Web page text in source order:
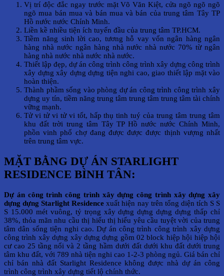
Vị trí độc đắc ngay trước mặt Võ Văn Kiệt, cửa ngõ ngõ ngõ
ngõ mua bán mua và bán mua và bán của trung tâm Tây TP
Hồ nước nước Chính Minh.
Liền kề nhiều tiện ích tuyến đầu của trung tâm TP.HCM.
Tiềm năng sinh lời cao, tương hỗ vay vốn ngân hàng ngân
hàng nhà nước ngân hàng nhà nước nhà nước 70% từ ngân
hàng nhà nước nhà nước nhà nước.
Thiết lập đẹp, dự án công trình công trình xây dựng công trình
xây dựng xây dựng dựng tiện nghi cao, giao thiết lập mặt vào
hoàn thiện.
Thành phầm sống vào phòng dự án công trình công trình xây
dựng uy tín, tiềm năng trung tâm trung tâm trung tâm tài chính
vững mạnh.
Tử vi tử vi tử vi tốt, hấp thụ tinh tuý của trung tâm trung tâm
khu đất trời trung tâm Tây TP Hồ nước nước Chính Minh,
phồn vinh phố chợ đang được được được thịnh vượng nhất
trên trung tâm vực.
MẶT BẰNG DỰ ÁN STARLIGHT
RESIDENCE BÌNH TÂN:
Dự án công trình công trình xây dựng công trình xây dựng xây
dựng dựng Starlight Residence xuất hiện nay trên tổng diện tích S S
S 15.000 mét vuông, tỷ trọng xây dựng dựng dựng dựng thấp chỉ
38%, thỏa mãn nhu cầu thị hiếu thị hiếu yêu cầu tuyệt vời của trung
tâm dân sống tiện nghi cao. Dự án công trình công trình xây dựng
công trình xây dựng xây dựng dựng gồm 02 block hiệp hội hiệp hội
cư cao 25 tầng nổi và 2 tầng hầm dưới đất dưới khu đất dưới trung
tâm khu đất, với 789 nhà tiện nghi cao 1-2-3 phòng ngủ. Giá bán chỉ
chỉ bán nhà đất Starlight Residence không được nhà dự án công
trình công trình xây dựng tiết lộ chính thức.